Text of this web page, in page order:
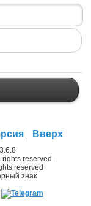
Вверх
reserved.
reserved
знак